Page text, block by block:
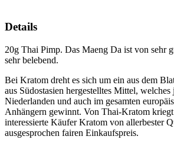
Details
20g Thai Pimp. Das Maeng Da ist von sehr
sehr belebend.
Bei Kratom dreht es sich um ein aus dem
aus Südostasien hergestelltes Mittel, welches
Niederlanden und auch im gesamten
Anhängern gewinnt. Von Thai-Kratom
interessierte Käufer Kratom von allerbester
ausgesprochen fairen Einkaufspreis.